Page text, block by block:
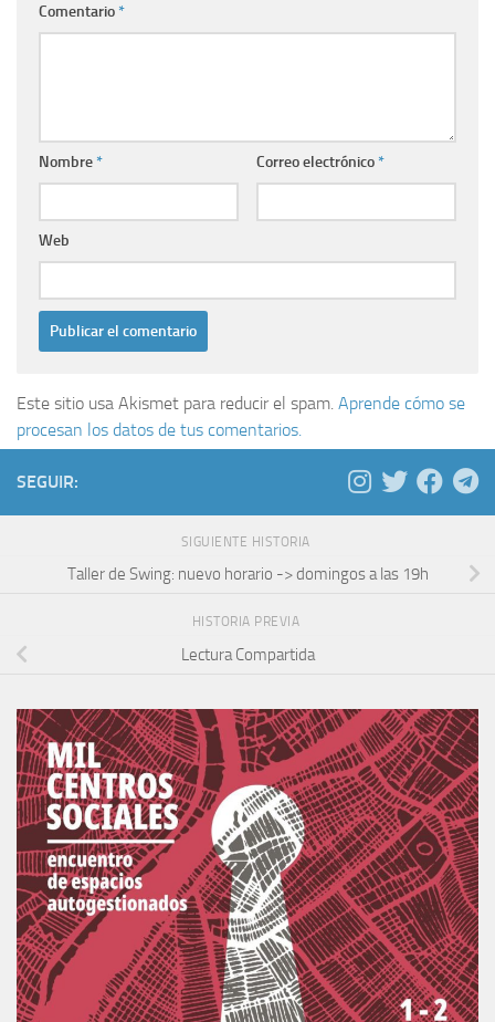
Comentario*
Nombre* Correo electrónico*
Web
Este sitio usa Akismet para reducir el spam. Aprende cómo se
procesan los datos de tus comentarios.
SEGUIR:
SIGUIENTE HISTORIA
Taller de Swing: nuevo horario -> domingos a las 19h
HISTORIA PREVIA
Lectura Compartida